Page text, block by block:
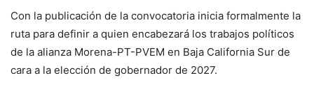
Con la publicación de la convocatoria inicia formalmente la
ruta para definir a quien encabezará los trabajos políticos
de la alianza Morena-PT-PVEM en Baja California Sur de
cara a la elección de gobernador de 2027.